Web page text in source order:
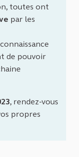
toutes ont
par les
de pouvoir
, rendez-vous
propres